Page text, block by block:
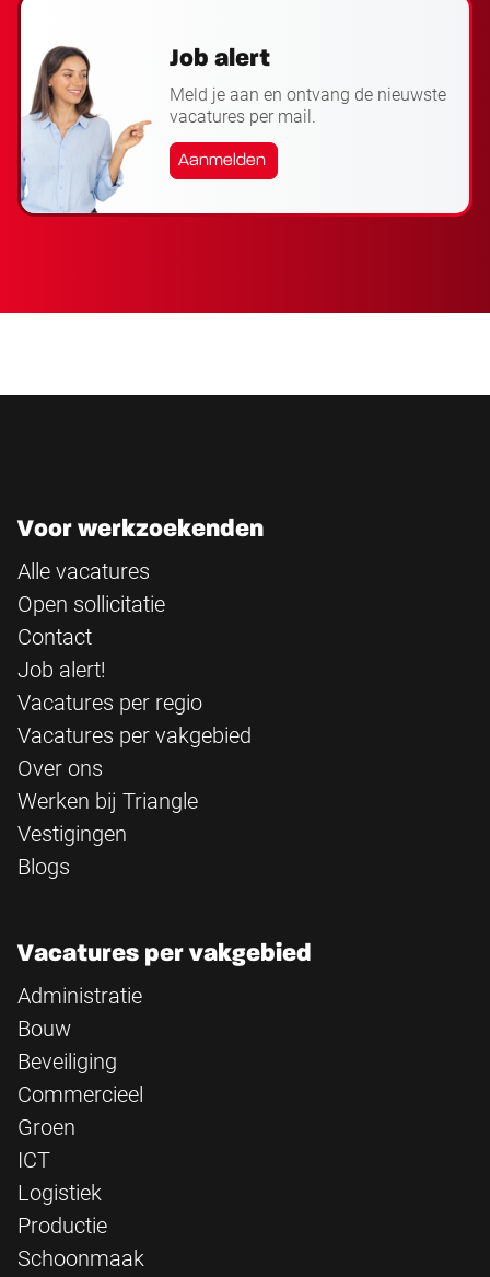
Job alert
Meld je aan en ontvang de nieuwste
vacatures per mail.
Aanmelden
Voor werkzoekenden
Alle vacatures
Open sollicitatie
Contact
Job alert!
Vacatures per regio
Vacatures per vakgebied
Over ons
Werken bij Triangle
Vestigingen
Blogs
Vacatures per vakgebied
Administratie
Bouw
Beveiliging
Commercieel
Groen
ICT
Logistiek
Productie
Schoonmaak